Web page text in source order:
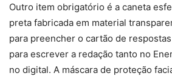
Outro item obrigatório é a caneta
preta fabricada em material
para preencher o cartão de
para escrever a redação tanto no
no digital. A máscara de proteção